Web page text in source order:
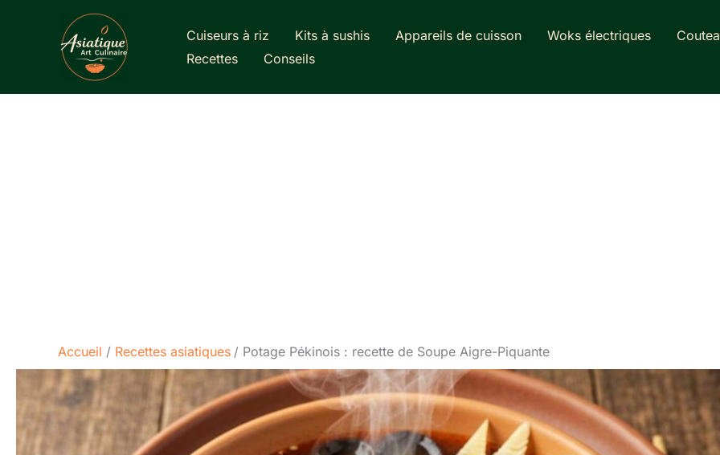
Cuiseurs à riz Kits à sushis Appareils de cuisson Woks électriques
Recettes
Conseils
Accueil Recettes asiatiques Potage Pékinois : recette de Soupe Aigre-Piquante